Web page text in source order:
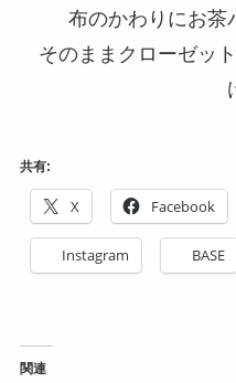
布のかわりにお茶
そのままクローゼッ
共有:
X Facebook
Instagram BASE
関連